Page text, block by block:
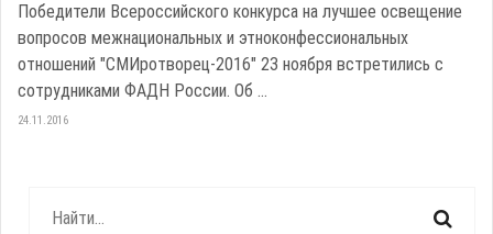
Победители Всероссийского конкурса на лучшее освещение
вопросов межнациональных и этноконфессиональных
отношений "СМИротворец-2016" 23 ноября встретились с
сотрудниками ФАДН России. Об ...
24.11.2016